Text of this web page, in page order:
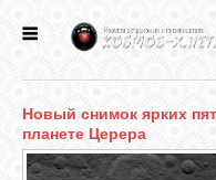
Новый снимок ярких
планете Церера